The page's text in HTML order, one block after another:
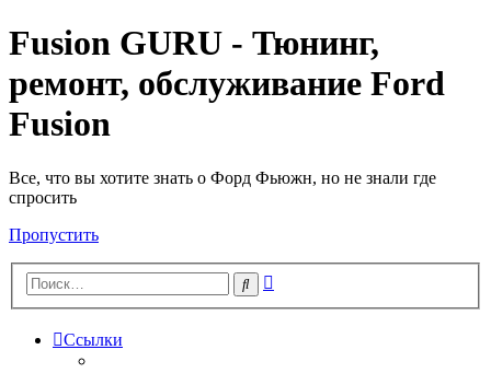
Fusion GURU - Тюнинг,
ремонт, обслуживание Ford
Fusion
Все, что вы хотите знать о Форд Фьюжн, но не знали где
спросить
Пропустить
Поиск
Ссылки